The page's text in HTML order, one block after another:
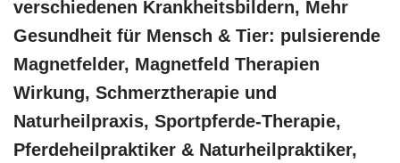
verschiedenen Krankheitsbildern, Mehr
Gesundheit für Mensch & Tier: pulsierende
Magnetfelder, Magnetfeld Therapien
Wirkung, Schmerztherapie und
Naturheilpraxis, Sportpferde-Therapie,
Pferdeheilpraktiker & Naturheilpraktiker,